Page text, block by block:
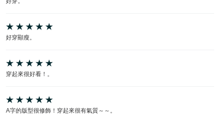
好穿顯瘦。
穿起來很好看！。
A字的版型很修飾！穿起來很有氣質～～。